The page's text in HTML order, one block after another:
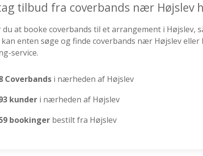
tilbud fra coverbands nær Højslev
at booke coverbands til et arrangement i Højslev,
kan enten søge og finde coverbands nær Højslev eller
service.
Coverbands i nærheden af Højslev
kunder i nærheden af Højslev
bookinger bestilt fra Højslev